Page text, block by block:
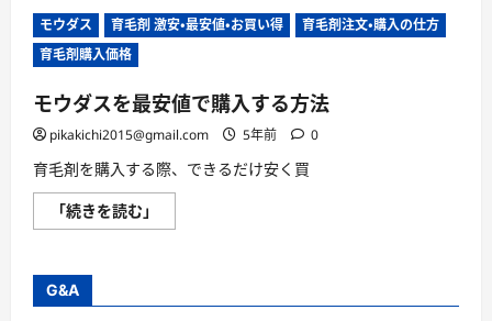
い
の
か？
い
て
ら
読
む
ス
は
育
て
い
る
こ
を
隠
し
い
大
モウダス 育毛剤 激安・最安値・お買い得
育毛剤注文・購入の仕方
育毛剤購入価格
モウダスを最安値で購入する方法
pikakichi2015@gmail.com 5年前 0
育毛剤を購入する際、できるだけ安く買
「続きを読む」
ウ
安
G&A